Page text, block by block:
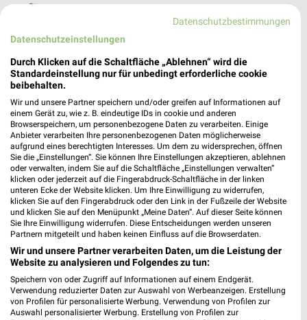
GOP. Prospekte & Aktionen für München
Gut Aiderbichl Filialen & Öffnungszeiten für
Iffeldorf
Noch mehr Angebote in
Datenschutzbestimmungen
Datenschutzeinstellungen
Durch Klicken auf die Schaltfläche „Ablehnen“ wird die
Standardeinstellung nur für unbedingt erforderliche cookie
beibehalten.
Wir und unsere Partner speichern und/oder greifen auf Informationen auf
einem Gerät zu, wie z. B. eindeutige IDs in cookie und anderen
Browserspeichern, um personenbezogene Daten zu verarbeiten. Einige
Anbieter verarbeiten Ihre personenbezogenen Daten möglicherweise
aufgrund eines berechtigten Interesses. Um dem zu widersprechen, öffnen
Sie die „Einstellungen“. Sie können Ihre Einstellungen akzeptieren, ablehnen
oder verwalten, indem Sie auf die Schaltfläche „Einstellungen verwalten“
klicken oder jederzeit auf die Fingerabdruck-Schaltfläche in der linken
unteren Ecke der Website klicken. Um Ihre Einwilligung zu widerrufen,
klicken Sie auf den Fingerabdruck oder den Link in der Fußzeile der Website
und klicken Sie auf den Menüpunkt „Meine Daten“. Auf dieser Seite können
Sie Ihre Einwilligung widerrufen. Diese Entscheidungen werden unseren
Partnern mitgeteilt und haben keinen Einfluss auf die Browserdaten.
Wir und unsere Partner verarbeiten Daten, um die Leistung der
Website zu analysieren und Folgendes zu tun:
Speichern von oder Zugriff auf Informationen auf einem Endgerät.
Verwendung reduzierter Daten zur Auswahl von Werbeanzeigen. Erstellung
von Profilen für personalisierte Werbung. Verwendung von Profilen zur
Auswahl personalisierter Werbung. Erstellung von Profilen zur